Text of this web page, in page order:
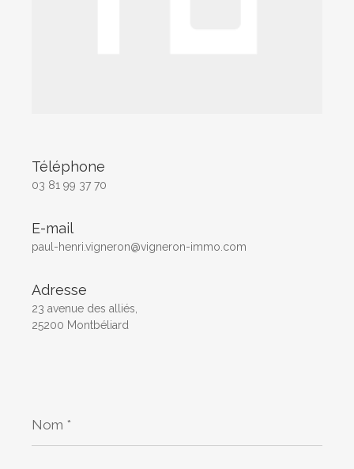
Téléphone
03 81 99 37 70
E-mail
paul-henri.vigneron@vigneron-immo.com
Adresse
23 avenue des alliés,
25200 Montbéliard
*